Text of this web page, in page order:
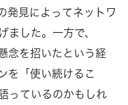
発見によってネットワ
した。一方で、
念を招いたという経
を「使い続けるこ
っているのかもしれ